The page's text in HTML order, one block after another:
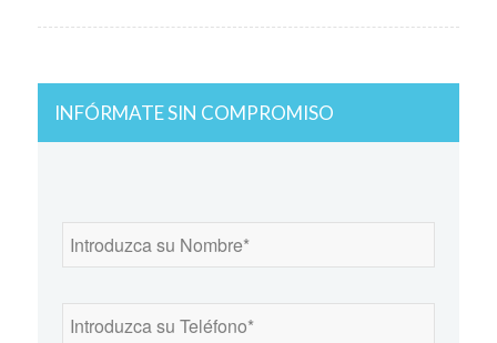
INFÓRMATE SIN COMPROMISO